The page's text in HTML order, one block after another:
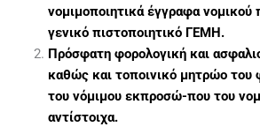
νομιμοποιητικά έγγραφα
γενικό πιστοποιητικό ΓΕΜΗ.
Πρόσφατη φορολογική και
καθώς και τοποινικό μητρώο
του νόμιμου εκπροσώ-που του
αντίστοιχα.